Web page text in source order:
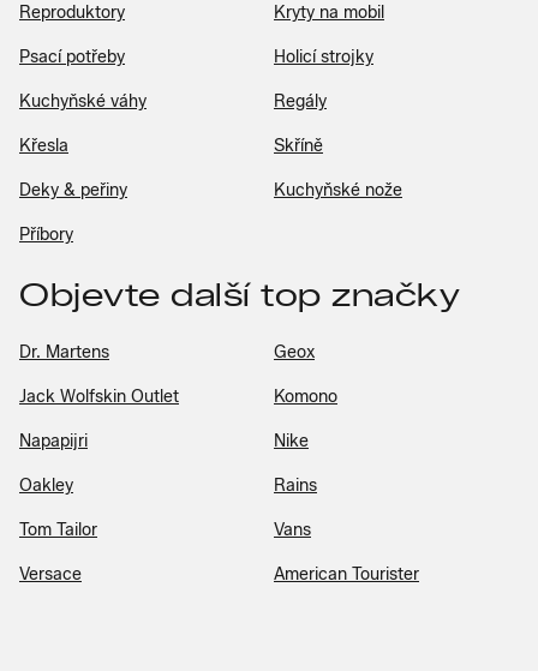
Reproduktory Kryty na mobil
Psací potřeby Holicí strojky
Kuchyňské váhy Regály
Křesla Skříně
Deky & peřiny Kuchyňské nože
Příbory
Objevte další top značky
Dr. Martens Geox
Jack Wolfskin Outlet Komono
Napapijri Nike
Oakley Rains
Tom Tailor Vans
Versace American Tourister